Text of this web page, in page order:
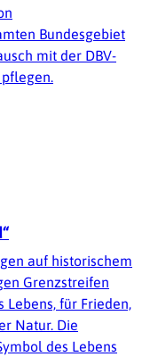
Bundesgebiet
mit der DBV-
auf historischem
Grenzstreifen
Lebens, für Frieden,
Natur. Die
des Lebens